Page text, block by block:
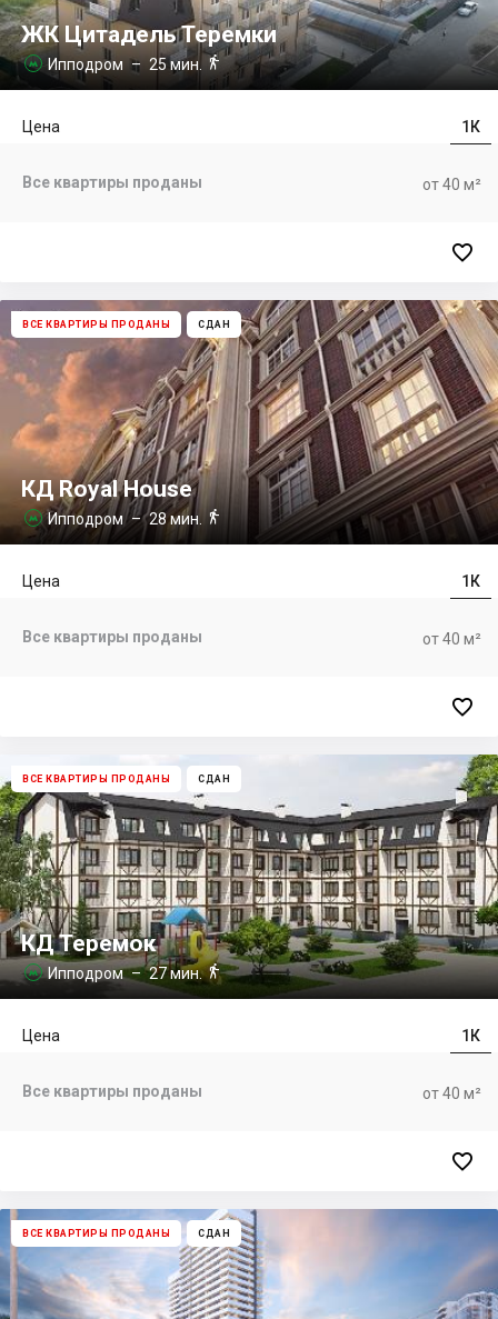
ЖК Цитадель Теремки
 Ипподром – 25 мин. 
1К
Цена
от 40 м²
Все квартиры проданы

ВСЕ КВАРТИРЫ ПРОДАНЫ СДАН
КД Royal House
 Ипподром– 28 мин. 
1К
Цена
от 40 м²
Все квартиры проданы

ВСЕ КВАРТИРЫ ПРОДАНЫ СДАН
КД Теремок
 Ипподром– 27 мин.
1К
Цена
от 40 м²
Все квартиры проданы

ВСЕ КВАРТИРЫ ПРОДАНЫ СДАН